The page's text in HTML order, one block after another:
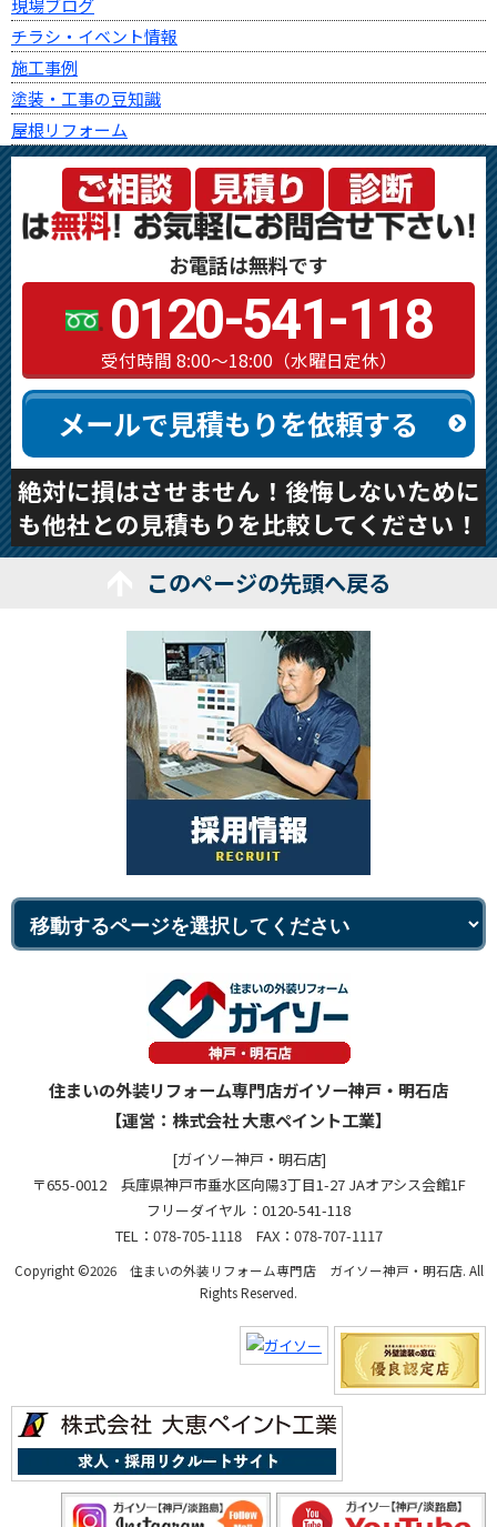
チラシ・イベント情報
施工事例
塗装・工事の豆知識
屋根リフォーム
お電話は無料です
0120-541-118
受付時間 8:00～18:00（水曜日定休）
メールで見積もりを依頼する
絶対に損はさせません！後悔しないために
も他社との見積もりを比較してください！
このページの先頭へ戻る
住まいの外装リフォーム専門店ガイソー神戸・明石店
【運営：株式会社 大恵ペイント工業】
[ガイソー神戸・明石店]
〒655-0012 兵庫県神戸市垂水区向陽3丁目1-27 JAオアシス会館1F
フリーダイヤル：0120-541-118
TEL：078-705-1118 FAX：078-707-1117
Copyright ©2026 住まいの外装リフォーム専門店 ガイソー神戸・明石店. All
Rights Reserved.